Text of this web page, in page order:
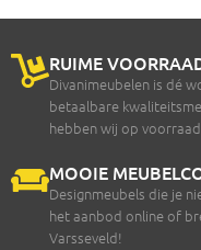
RUIME
Divanimeubelen is dé
betaalbare
hebben wij op
MOOIE
Designmeubels die je
het aanbod online of
Varsseveld!